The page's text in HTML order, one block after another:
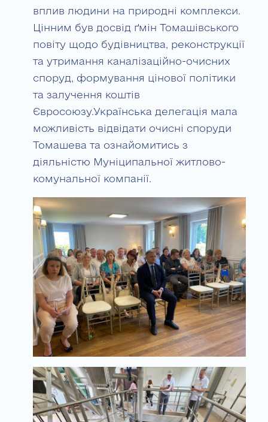
вплив людини на природні комплекси.
Цінним був досвід ґмін Томашівського
повіту щодо будівництва, реконструкції
та утримання каналізаційно-очисних
споруд, формування цінової політики
та залучення коштів
Євросоюзу.Українська делегація мала
можливість відвідати очисні споруди
Томашева та ознайомитись з
діяльністю Муніципальної житлово-
комунальної компанії.